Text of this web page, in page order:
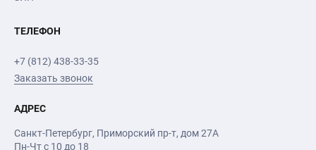
ТЕЛЕФОН
+7 (812) 438-33-35
Заказать звонок
АДРЕС
Санкт-Петербург, Приморский пр-т, дом 27А
Пн-Чт с 10 до 18